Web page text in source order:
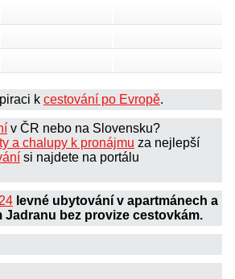
k cestování po Evropě.
v ČR nebo na Slovensku?
a chalupy k pronájmu za nejlepší
si najdete na portálu
levné ubytování v apartmánech a
Jadranu bez provize cestovkám.